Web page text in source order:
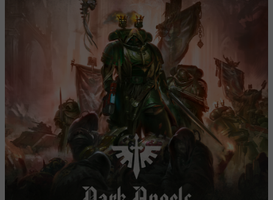
3. Kampfpatrouille
5. Nächste Schritte
6. Erzählungen
7. Beginne deine Sammlung